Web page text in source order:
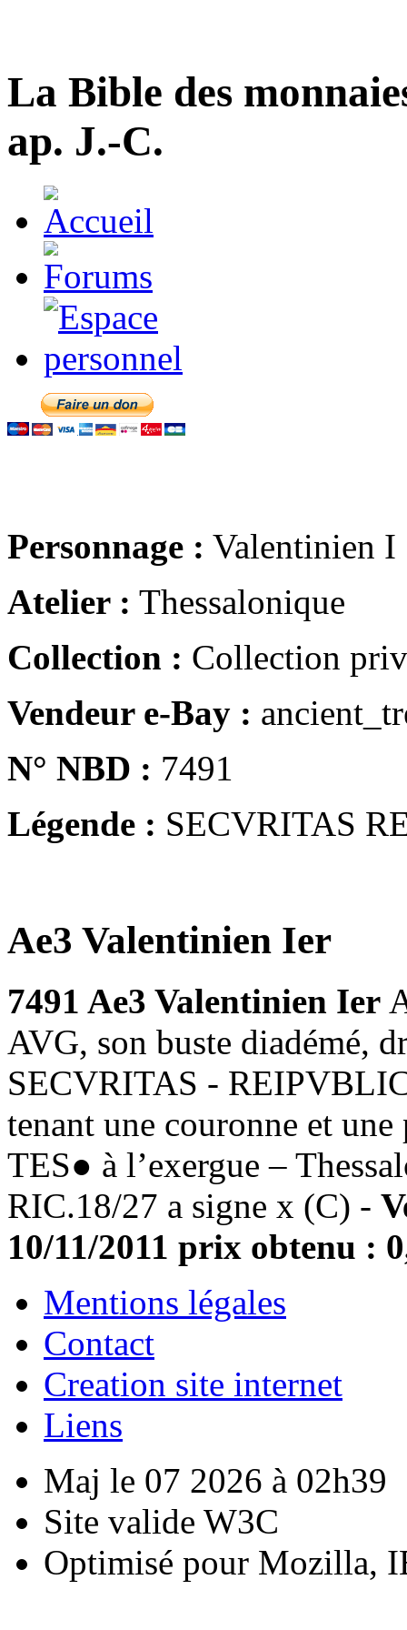
La Bible des
ap. J.-C.
Personnage : Valentinien I
Atelier : Thessalonique
Collection : Collection
Vendeur e-Bay :
N° NBD : 7491
Légende : SECVRITAS
Ae3 Valentinien Ier
7491 Ae3 Valentinien Ier
AVG, son buste diadémé,
SECVRITAS -
tenant une couronne et
TES● à l’exergue –
RIC.18/27 a signe x (C) -
10/11/2011 prix obtenu :
Mentions légales
Contact
Creation site internet
Liens
Maj le 07 2026 à 02h39
Site valide W3C
Optimisé pour Mozilla,